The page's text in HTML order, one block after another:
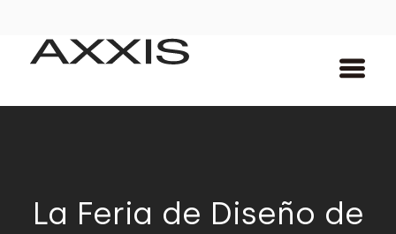
La Feria de Diseño de